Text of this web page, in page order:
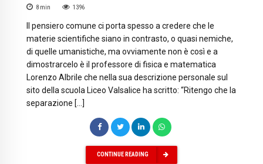
8 min 1396
Il pensiero comune ci porta spesso a credere che le
materie scientifiche siano in contrasto, o quasi nemiche,
di quelle umanistiche, ma ovviamente non è così e a
dimostrarcelo è il professore di fisica e matematica
Lorenzo Albrile che nella sua descrizione personale sul
sito della scuola Liceo Valsalice ha scritto: “Ritengo che la
separazione […]
CONTINUE READING